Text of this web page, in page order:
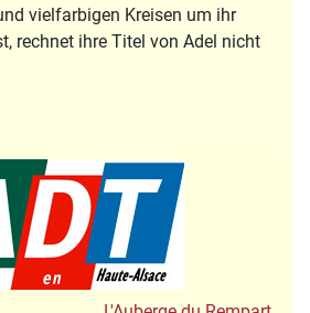
vielfarbigen Kreisen um ihr
rechnet ihre Titel von Adel nicht
Tourisme en